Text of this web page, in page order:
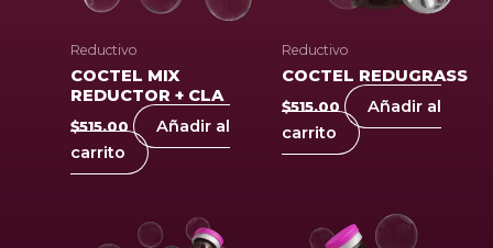
Reductivo
COCTEL MIX
REDUCTOR + CLA
$515.00
Añadir al
carrito
Reductivo
COCTEL REDUGRASS
$515.00
Añadir al
carrito